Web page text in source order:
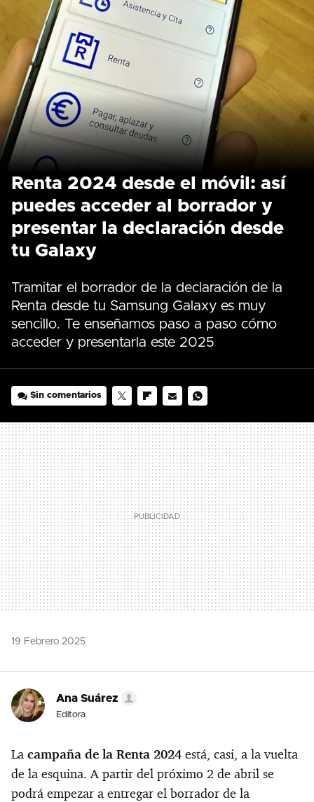
Renta 2024 desde el móvil: así
puedes acceder al borrador y
presentar la declaración desde
tu Galaxy
Tramitar el borrador de la declaración de la
Renta desde tu Samsung Galaxy es muy
sencillo. Te enseñamos paso a paso cómo
acceder y presentarla este 2025
Sin comentarios
MAIL
19 Febrero 2025
Ana Suárez
Editora
La campaña de la Renta 2024está, casi, a la vuelta
de la esquina. A partir del próximo 2 de abril se
podrá empezar a entregar el borrador de la